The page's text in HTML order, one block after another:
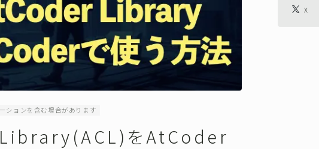
ションを含む場合があります
をAtCoder
X